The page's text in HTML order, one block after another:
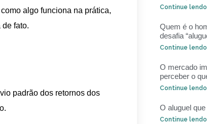
algo funciona na prática,
fato.
padrão dos retornos dos
Continue lendo
Quem é o
desafia
Continue lendo
O mercado
perceber o
Continue lendo
O aluguel
Continue lendo